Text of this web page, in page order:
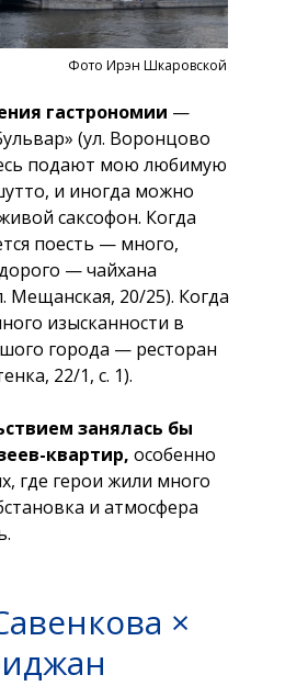
Фото Ирэн Шкаровской
гастрономии —
(ул. Воронцово
подают мою любимую
и иногда можно
саксофон. Когда
поесть — много,
— чайхана
Мещанская, 20/25). Когда
изысканности в
города — ресторан
22/1, с. 1).
занялась бы
квартир, особенно
где герои жили много
и атмосфера
×